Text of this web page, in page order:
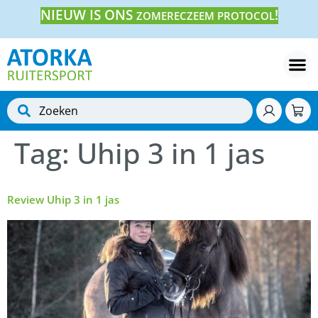
NIEUW IS ONS ZOMERECZEEM PROTOCOL!
Tag: Uhip 3 in 1 jas
Review Uhip 3 in 1 jas